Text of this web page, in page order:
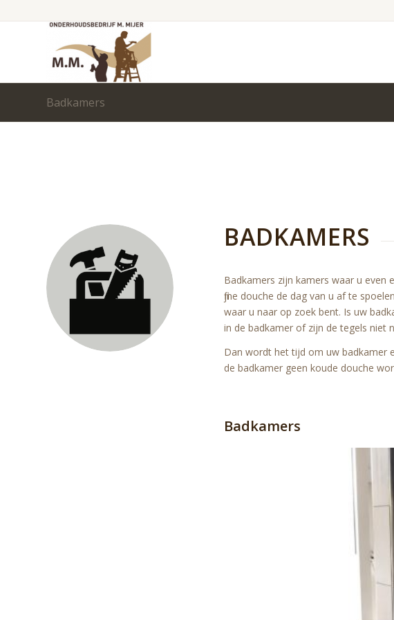
Badkamers
BADKAMERS
Badkamers zijn kamers waar u
fijne douche de dag van u af te
waar u naar op zoek bent. Is uw
in de badkamer of zijn de tegels niet
Dan wordt het tijd om uw badkamer
de badkamer geen koude douche
Badkamers